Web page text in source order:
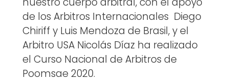
de los Arbitros Internacionales Diego
Chiriff y Luis Mendoza de Brasil, y el
Arbitro USA Nicolás Díaz ha realizado
el Curso Nacional de Arbitros de
Poomsae 2020.